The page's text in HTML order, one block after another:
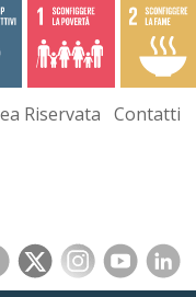
Riservata Contatti